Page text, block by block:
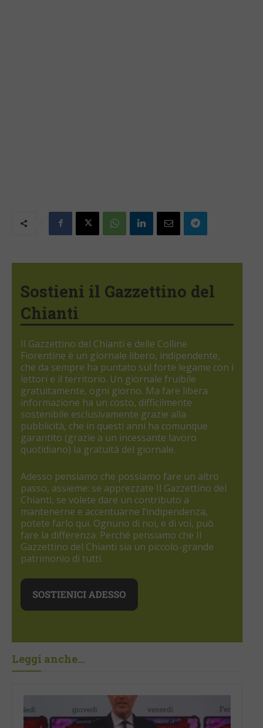
Sostieni il Gazzettino del
Chianti
Il Gazzettino del Chianti e delle Colline
Fiorentine è un giornale libero, indipendente,
che da sempre ha puntato sul forte legame con i
lettori e il territorio. Un giornale fruibile
gratuitamente, ogni giorno. Ma fare libera
informazione ha un costo, difficilmente
sostenibile esclusivamente grazie alla
pubblicità, che in questi anni ha comunque
garantito (grazie a un incessante lavoro
quotidiano) la gratuità del giornale.
Adesso pensiamo che possiamo fare un altro
passo, assieme: se apprezzate Il Gazzettino del
Chianti, se volete dare un contributo a
mantenerne e accentuarne l’indipendenza,
potete farlo qui. Ognuno di noi, e di voi, può
fare la differenza. Perché pensiamo che Il
Gazzettino del Chianti sia un piccolo-grande
patrimonio di tutti.
Leggi anche...